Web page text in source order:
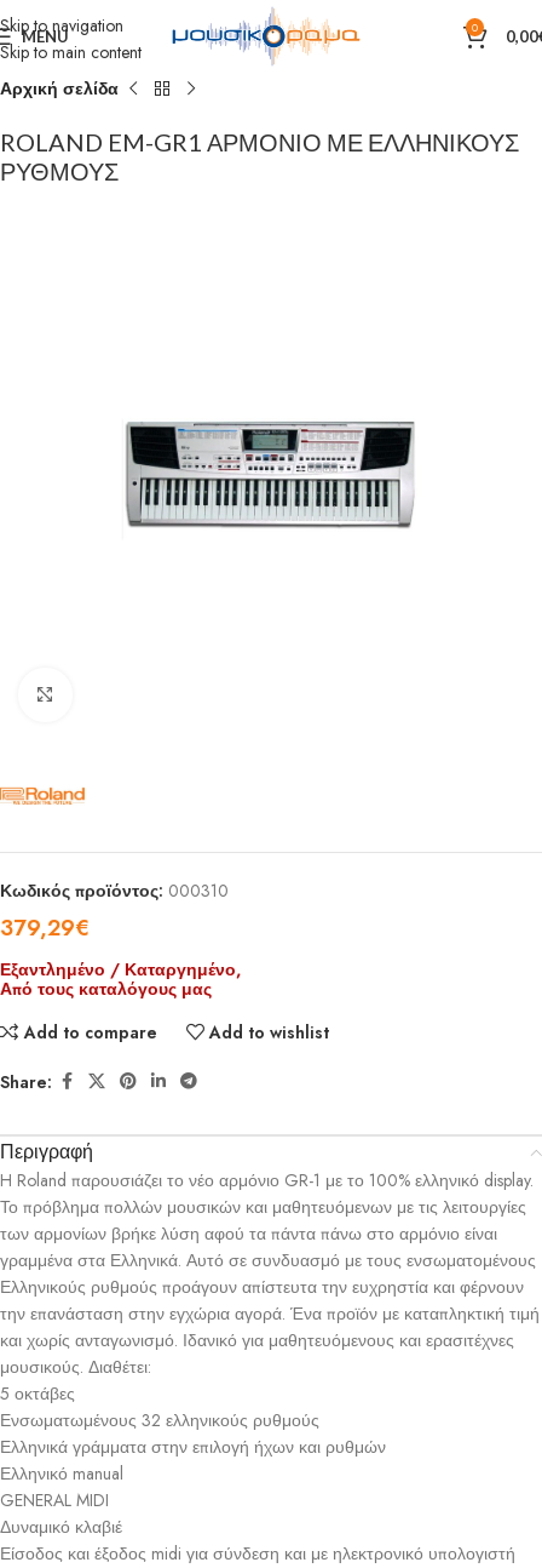
Skip to navigation
Skip to main content
MENU 0 0,00
Αρχική σελίδα
ROLAND EM-GR1 ΑΡΜΟΝΙΟ ΜΕ ΕΛΛΗΝΙΚΟΥΣ
ΡΥΘΜΟΥΣ
Κωδικός προϊόντος: 000310
379,29€
Εξαντλημένο / Καταργημένο,
Από τους καταλόγους μας
Add to compare
Add to wishlist
Share:
Περιγραφή
H Roland παρουσιάζει το νέο αρμόνιο GR-1 με το 100% ελληνικό display.
Το πρόβλημα πολλών μουσικών και μαθητευόμενων με τις λειτουργίες
των αρμονίων βρήκε λύση αφού τα πάντα πάνω στο αρμόνιο είναι
γραμμένα στα Ελληνικά. Αυτό σε συνδυασμό με τους ενσωματομένους
Ελληνικούς ρυθμούς προάγουν απίστευτα την ευχρηστία και φέρνουν
την επανάσταση στην εγχώρια αγορά. Ένα προϊόν με καταπληκτική τιμή
και χωρίς ανταγωνισμό. Ιδανικό για μαθητευόμενους και ερασιτέχνες
μουσικούς. Διαθέτει:
5 οκτάβες
Ενσωματωμένους 32 ελληνικούς ρυθμούς
Ελληνικά γράμματα στην επιλογή ήχων και ρυθμών
Ελληνικό manual
GENERAL MIDI
Δυναμικό κλαβιέ
Είσοδος και έξοδος midi για σύνδεση και με ηλεκτρονικό υπολογιστή